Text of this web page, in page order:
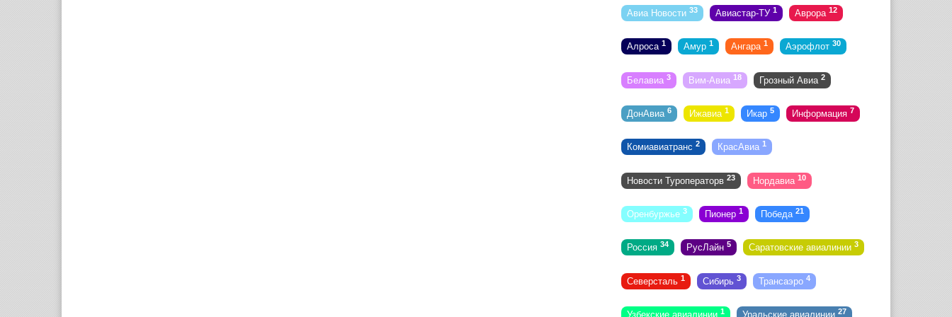
Авиа Новости 33 Авиастар-ТУ 1 Аврора 12
Алроса 1 Амур 1 Ангара 1 Аэрофлот 30
Белавиа 3 Вим-Авиа 18 Грозный Авиа 2
ДонАвиа 6 Ижавиа 1 Икар 5 Информация 7
Комиавиатранс 2 КрасАвиа 1
Новости Туроператорв 23 Нордавиа 10
Оренбуржье 3 Пионер 1 Победа 21
Россия 34 РусЛайн 5 Саратовские авиалинии 3
Северсталь 1 Сибирь 3 Трансаэро 4
Узбекские авиалинии 1 Уральские авиалинии 27